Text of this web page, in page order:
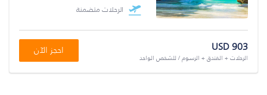
الرحلات متضمنة
USD 903
الرحلات + الفندق + الرسوم / للشخص الواحد
احجز الآن